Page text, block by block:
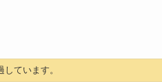
ています。